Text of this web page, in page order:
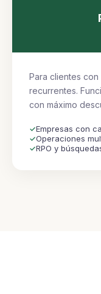
Para clientes
recurrentes.
con máximo
Empresas con
Operaciones
RPO y